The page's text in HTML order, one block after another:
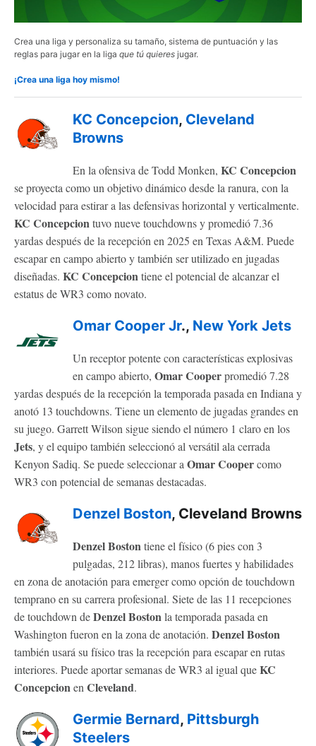
Crea una liga y personaliza su tamaño, sistema de puntuación y las
reglas para jugar en la liga que tú quieres jugar.
¡Crea una liga hoy mismo!
KC Concepcion, Cleveland
Browns
En la ofensiva de Todd Monken, KC Concepcion
se proyecta como un objetivo dinámico desde la ranura, con la
velocidad para estirar a las defensivas horizontal y verticalmente.
KC Concepciontuvo nueve touchdowns y promedió 7.36
yardas después de la recepción en 2025 en Texas A&M. Puede
escapar en campo abierto y también ser utilizado en jugadas
diseñadas. KC Concepciontiene el potencial de alcanzar el
estatus de WR3 como novato.
Omar Cooper Jr., New York Jets
Un receptor potente con características explosivas
en campo abierto, Omar Cooperpromedió 7.28
yardas después de la recepción la temporada pasada en Indiana y
anotó 13 touchdowns. Tiene un elemento de jugadas grandes en
su juego. Garrett Wilson sigue siendo el número 1 claro en los
Jets, y el equipo también seleccionó al versátil ala cerrada
Kenyon Sadiq. Se puede seleccionar a Omar Coopercomo
WR3 con potencial de semanas destacadas.
Denzel Boston, Cleveland Browns
Denzel Bostontiene el físico (6 pies con 3
pulgadas, 212 libras), manos fuertes y habilidades
en zona de anotación para emerger como opción de touchdown
temprano en su carrera profesional. Siete de las 11 recepciones
de touchdown deDenzel Bostonla temporada pasada en
Washington fueron en la zona de anotación. Denzel Boston
también usará su físico tras la recepción para escapar en rutas
interiores. Puede aportar semanas de WR3 al igual queKC
Concepcionen Cleveland.
Germie Bernard, Pittsburgh
Steelers